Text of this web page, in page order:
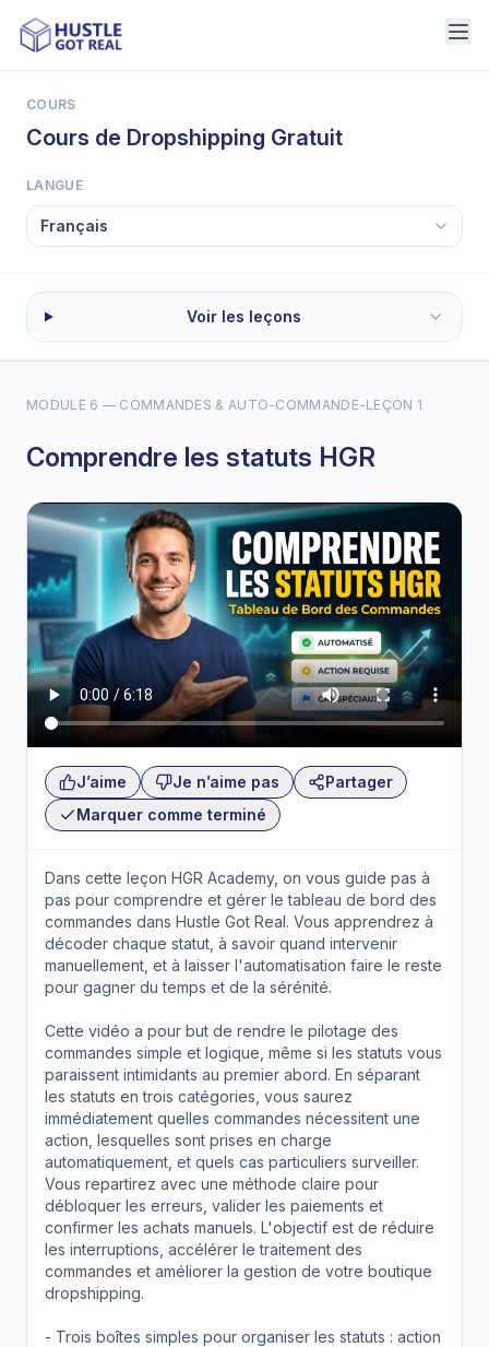
COURS
Cours de Dropshipping Gratuit
LANGUE
Voir les leçons
MODULE 6 — COMMANDES & AUTO-COMMANDE-LEÇON 1
Comprendre les statuts HGR
J’aime Je n’aime pas
Partager
Marquer comme terminé
Dans cette leçon HGR Academy, on vous guide pas à
pas pour comprendre et gérer le tableau de bord des
commandes dans Hustle Got Real. Vous apprendrez à
décoder chaque statut, à savoir quand intervenir
manuellement, et à laisser l'automatisation faire le reste
pour gagner du temps et de la sérénité.
Cette vidéo a pour but de rendre le pilotage des
commandes simple et logique, même si les statuts vous
paraissent intimidants au premier abord. En séparant
les statuts en trois catégories, vous saurez
immédiatement quelles commandes nécessitent une
action, lesquelles sont prises en charge
automatiquement, et quels cas particuliers surveiller.
Vous repartirez avec une méthode claire pour
débloquer les erreurs, valider les paiements et
confirmer les achats manuels. L'objectif est de réduire
les interruptions, accélérer le traitement des
commandes et améliorer la gestion de votre boutique
dropshipping.
- Trois boîtes simples pour organiser les statuts : action